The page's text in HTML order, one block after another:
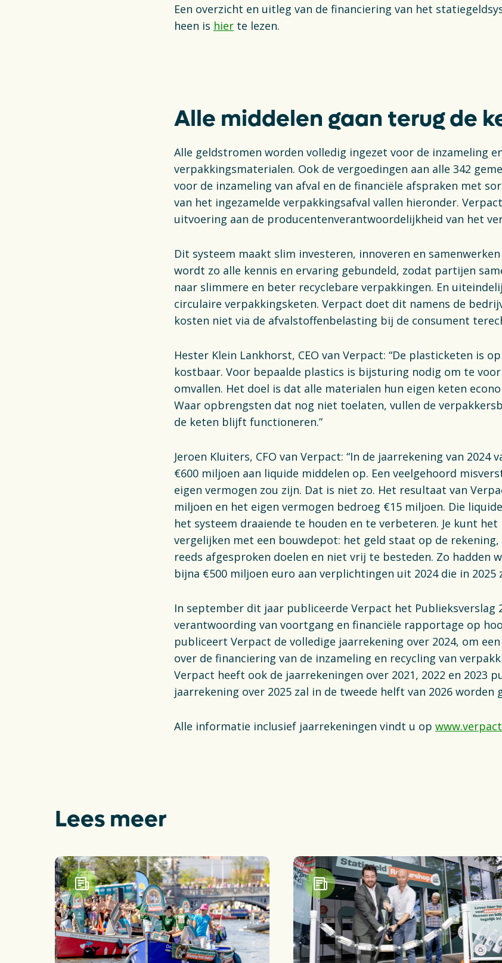
Een overzicht en uitleg van de financiering van het
heen is hier te lezen.
Alle middelen gaan terug de
Alle geldstromen worden volledig ingezet voor de inzameling
verpakkingsmaterialen. Ook de vergoedingen aan alle 342
voor de inzameling van afval en de financiële afspraken met
van het ingezamelde verpakkingsafval vallen hieronder.
uitvoering aan de producentenverantwoordelijkheid van het
Dit systeem maakt slim investeren, innoveren en
wordt zo alle kennis en ervaring gebundeld, zodat partijen
naar slimmere en beter recyclebare verpakkingen. En
circulaire verpakkingsketen. Verpact doet dit namens de
kosten niet via de afvalstoffenbelasting bij de consument
Hester Klein Lankhorst, CEO van Verpact: “De plasticketen is
kostbaar. Voor bepaalde plastics is bijsturing nodig om te
omvallen. Het doel is dat alle materialen hun eigen keten
Waar opbrengsten dat nog niet toelaten, vullen de
de keten blijft functioneren.”
Jeroen Kluiters, CFO van Verpact: “In de jaarrekening van 2024
€600 miljoen aan liquide middelen op. Een veelgehoord
eigen vermogen zou zijn. Dat is niet zo. Het resultaat van
miljoen en het eigen vermogen bedroeg €15 miljoen. Die
het systeem draaiende te houden en te verbeteren. Je kunt
vergelijken met een bouwdepot: het geld staat op de
reeds afgesproken doelen en niet vrij te besteden. Zo hadden
bijna €500 miljoen euro aan verplichtingen uit 2024 die in 2025
In september dit jaar publiceerde Verpact het Publieksverslag
verantwoording van voortgang en financiële rapportage op
publiceert Verpact de volledige jaarrekening over 2024, om
over de financiering van de inzameling en recycling van
Verpact heeft ook de jaarrekeningen over 2021, 2022 en 2023
jaarrekening over 2025 zal in de tweede helft van 2026 worden
Alle informatie inclusief jaarrekeningen vindt u op
Lees meer